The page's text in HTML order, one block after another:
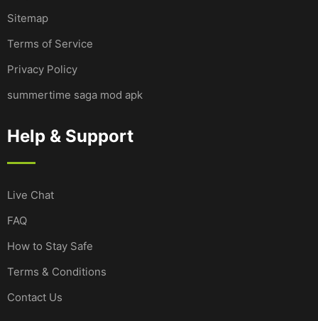
Sitemap
Terms of Service
Privacy Policy
summertime saga mod apk
Help & Support
Live Chat
FAQ
How to Stay Safe
Terms & Conditions
Contact Us